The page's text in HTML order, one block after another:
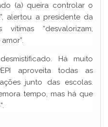
(a) queira controlar o
alertou a presidente da
“desvalorizam,
Há muito
aproveita todas as
junto das escolas.
tempo, mas há que